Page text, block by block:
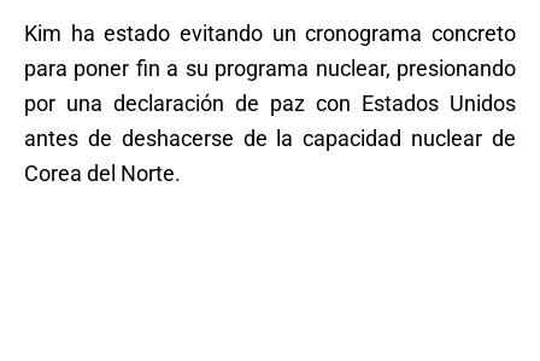
Kim ha estado evitando un cronograma concreto
para poner fin a su programa nuclear, presionando
por una declaración de paz con Estados Unidos
antes de deshacerse de la capacidad nuclear de
Corea del Norte.